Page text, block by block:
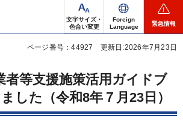
文字サイズ・
色合い変更
Foreign
Language
緊急情報
ページ番号：44927 更新日:2026年7月23日
者等支援施策活用ガイドブ
した（令和8年７月23日）